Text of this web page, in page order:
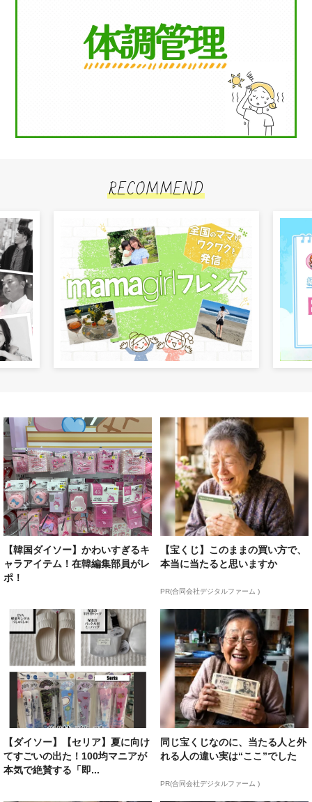
RECOMMEND
【韓国ダイソー】かわいすぎるキ
ャラアイテム！在韓編集部員がレ
ポ！
【宝くじ】このままの買い方で、
本当に当たると思いますか
PR(合同会社デジタルファーム )
【ダイソー】【セリア】夏に向け
てすごいの出た！100均マニアが
本気で絶賛する「即...
同じ宝くじなのに、当たる人と外
れる人の違い実は“ここ”でした
PR(合同会社デジタルファーム )